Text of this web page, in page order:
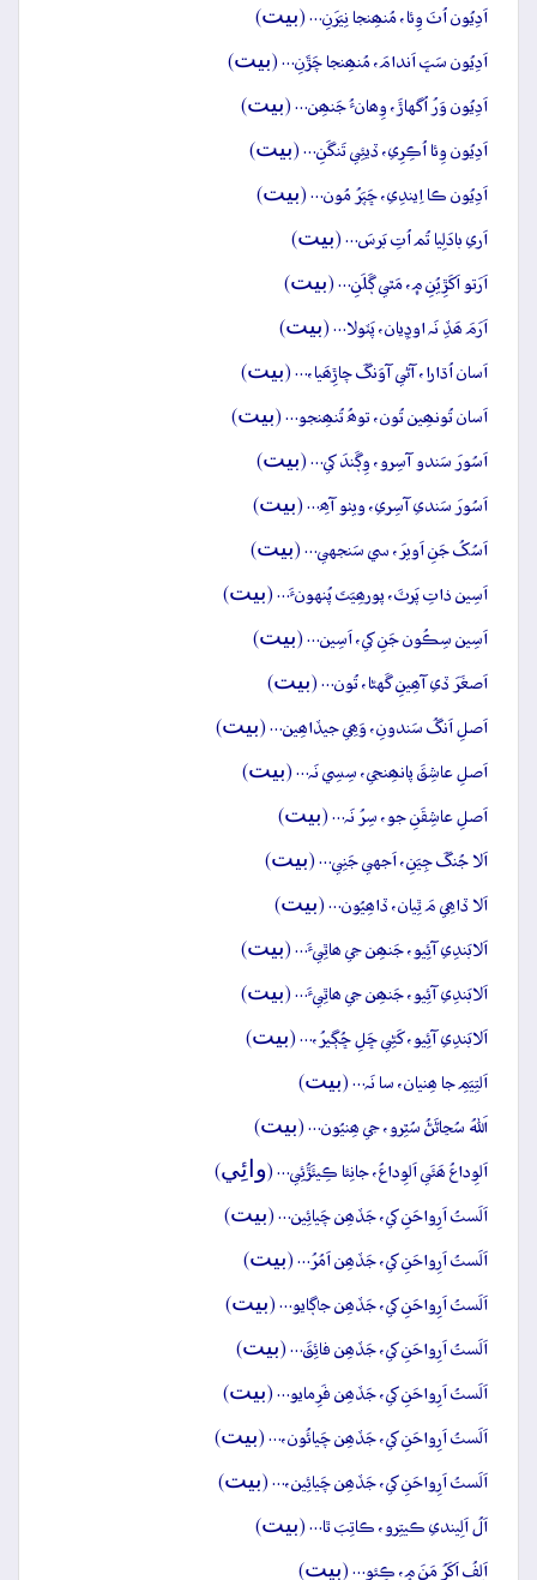
اَدِيُون اُٺَ وِئا، مُنھِنجا نِيَرَنِ… (بيت)
اَدِيُون سَڀَ اَندامَ، مُنھِنجا چَڙَنِ… (بيت)
اَدِيُون وَرُ اُگهاڙَ، وِھانءُ جَنھِن… (بيت)
اَدِيُون وِئا اُڪِرِي، ڏيئِي تَنگَنِ… (بيت)
اَدِيُون ڪا اِيندِي، ڇَپَرُ مُون… (بيت)
اَري بادَلِيا تُم اُتِ بَرسَ… (بيت)
اَرَتو اَکَڙِيُنِ ۾، مَٿي ڳَلَنِ… (بيت)
اَرَمَ ھَڏِ نَہ اوڍِيان، پَٽولا… (بيت)
اَسان اُڌارا، آڻي آوَنگَ چاڙِھَيا،… (بيت)
اَسان تُونھِين تُون، توھُ تُنھِنجو… (بيت)
اَسُورَ سَندو آسِرو، وِڳَندَ کي… (بيت)
اَسُورَ سَندي آسِري، ويٺو آھِ… (بيت)
اَسُکُ جَنِ اَويرَ، سي سَنجهي… (بيت)
اَسِين ذاتِ پَرٽَ، پورھِيَتَ پُنهونءَ… (بيت)
اَسِين سِڪُون جَنِ کي، اَسِين… (بيت)
اَصغَرَ ڏي آھِينِ گَهڻا، تُون… (بيت)
اَصلِ اَنگُ سَندونِ، وَھِي جيڏاھِين… (بيت)
اَصلِ عاشِقَ پانھِنجي، سِسِي نَہ… (بيت)
اَصلِ عاشِقَنِ جو، سِرُ نَہ… (بيت)
اَلا جُنگَ جِيَنِ، اَجهي جَنِي… (بيت)
اَلا ڏاھِي مَ ٿِيان، ڏاھِيُون… (بيت)
اَلابَندِي آئِيو، جَنھِن جي ھاٿِيءَ… (بيت)
اَلابَندِي آئِيو، جَنھِن جي ھاٿِيءَ… (بيت)
اَلابَندِي آئِيو، کَڻِي ڇَلِ ڇُڳيرُ،… (بيت)
اَلتِيَمِ جا ھِنيان، سا نَہ… (بيت)
اَللہُ سُڃاڻَڻُ سُٿِرو، جي ھِنيُون… (بيت)
اَلوِداعُ ھَئَي اَلوِداعُ، جانِئا ڪِيئَڙُئِي… (وائِي)
اَلَستُ اَرِواحَنِ کي، جَڏھِن چَيائِين… (بيت)
اَلَستُ اَرِواحَنِ کي، جَڏھِن اَمُرُ… (بيت)
اَلَستُ اَرِواحَنِ کي، جَڏھِن جاڳايو… (بيت)
اَلَستُ اَرِواحَنِ کي، جَڏھِن فائِقَ… (بيت)
اَلَستُ اَرِواحَنِ کي، جَڏھِن فَرِمايو… (بيت)
اَلَستُ اَرِواحَنِ کي، جَڏھِن چَيائُون،… (بيت)
اَلَستُ اَرِواحَنِ کي، جَڏھِن چَيائِين،… (بيت)
اَلُ اَلِيندي ڪيتِرو، ڪاتِبَ ٿا… (بيت)
اَلِفُ اَکَرُ مَنَ ۾، ڪِئو… (بيت)